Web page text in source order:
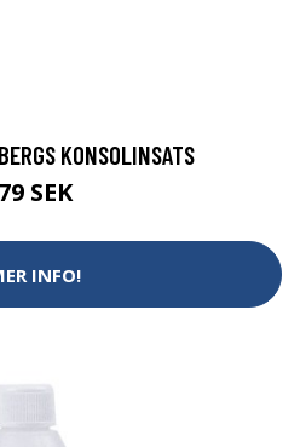
KONSOLINSATS
79 SEK
INFO!